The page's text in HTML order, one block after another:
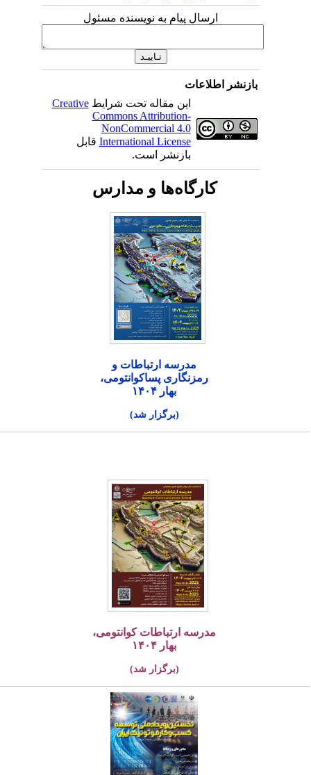
ارسال پیام به نویسنده مسئول
بازنشر اطلاعات
این مقاله تحت شرایطCreative
Commons Attribution-
NonCommercial 4.0
International Licenseقابل
بازنشر است.
کارگاه‌ها و مدارس
مدرسه ارتباطات و
رمزنگاری پساکوانتومی،
بهار ۱۴۰۴
(برگزار شد)
مدرسه ارتباطات کوانتومی،
بهار ۱۴۰۴
(برگزار شد)